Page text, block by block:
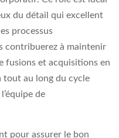
du détail qui excellent
processus
contribuerez à maintenir
fusions et acquisitions en
tout au long du cycle
de
pour assurer le bon